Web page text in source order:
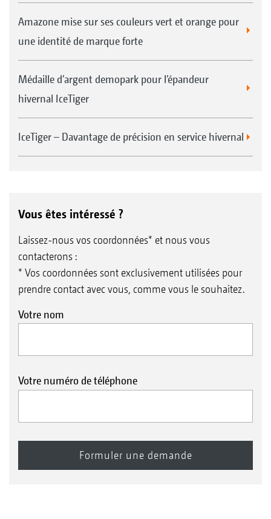
Amazone mise sur ses couleurs vert et orange pour
une identité de marque forte
Médaille d’argent demopark pour l’épandeur
hivernal IceTiger
IceTiger – Davantage de précision en service hivernal
Vous êtes intéressé ?
Laissez-nous vos coordonnées* et nous vous
contacterons :
* Vos coordonnées sont exclusivement utilisées pour
prendre contact avec vous, comme vous le souhaitez.
Votre nom
Votre numéro de téléphone